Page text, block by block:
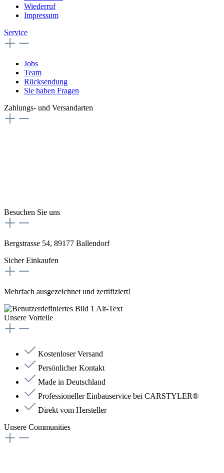
Wiederruf
Impressum
Service
Jobs
Team
Rücksendung
Sie haben Fragen
Zahlungs- und Versandarten
Besuchen Sie uns
Bergstrasse 54, 89177 Ballendorf
Sicher Einkaufen
Mehrfach ausgezeichnet und zertifiziert!
Unsere Vorteile
Kostenloser Versand
Persönlicher Kontakt
Made in Deutschland
Professioneller Einbauservice bei CARSTYLER®
Direkt vom Hersteller
Unsere Communities